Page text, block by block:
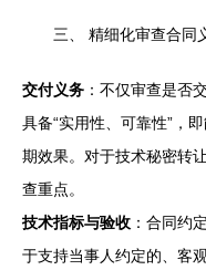
三、 精细化审查合同
交付义务 ：不仅审查是否
具备“实用性、可靠性”，
期效果。对于技术秘密转
查重点。
技术指标与验收 ：合同约
于支持当事人约定的、客